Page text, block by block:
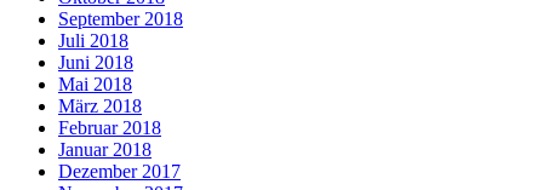
September 2018
Juli 2018
Juni 2018
Mai 2018
März 2018
Februar 2018
Januar 2018
Dezember 2017